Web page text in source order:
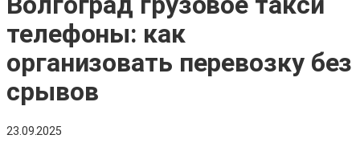
телефоны: как
организовать перевозку без
срывов
23.09.2025